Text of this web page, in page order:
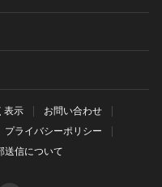
表示
お問い合わせ
プライバシーポリシー
送信について